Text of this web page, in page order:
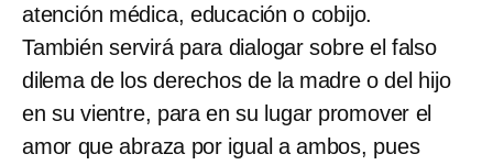
atención médica, educación o cobijo.
También servirá para dialogar sobre el falso
dilema de los derechos de la madre o del hijo
en su vientre, para en su lugar promover el
amor que abraza por igual a ambos, pues